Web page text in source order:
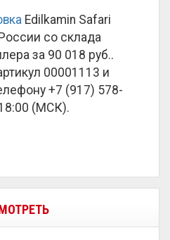
Edilkamin Safari
со склада
за 90 018 руб..
00001113 и
+7 (917) 578-
(МСК).